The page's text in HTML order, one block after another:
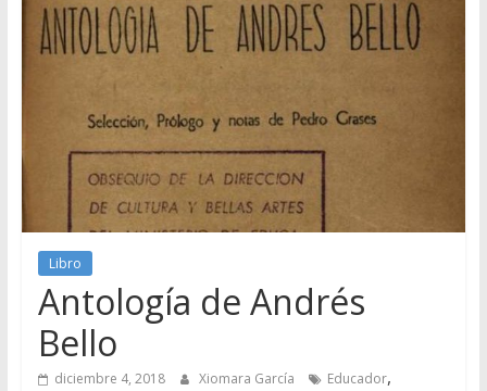
Libro
Antología de Andrés
Bello
diciembre 4, 2018 Xiomara García Educador,